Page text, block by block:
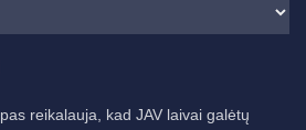
reikalauja, kad JAV laivai galėtų